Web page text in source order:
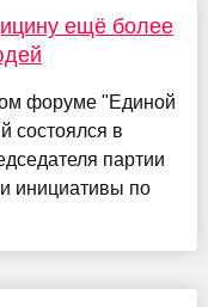
ещё более
форуме "Единой
состоялся в
партии
инициативы по